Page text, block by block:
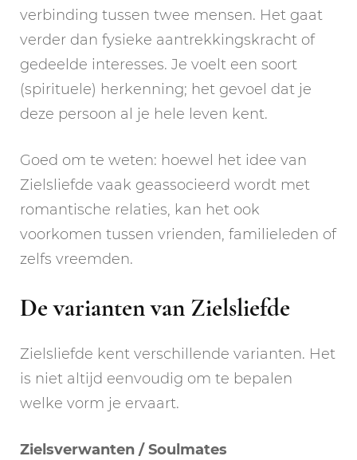
verbinding tussen twee mensen. Het gaat
verder dan fysieke aantrekkingskracht of
gedeelde interesses. Je voelt een soort
(spirituele) herkenning; het gevoel dat je
deze persoon al je hele leven kent.
Goed om te weten: hoewel het idee van
Zielsliefde vaak geassocieerd wordt met
romantische relaties, kan het ook
voorkomen tussen vrienden, familieleden of
zelfs vreemden.
De varianten van Zielsliefde
Zielsliefde kent verschillende varianten. Het
is niet altijd eenvoudig om te bepalen
welke vorm je ervaart.
Zielsverwanten / Soulmates